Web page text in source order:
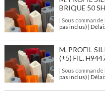
BRIQUE 50
| Sous commande
pas inclus) |
M. PROFIL
(±5) FIL.
| Sous commande
pas inclus) |